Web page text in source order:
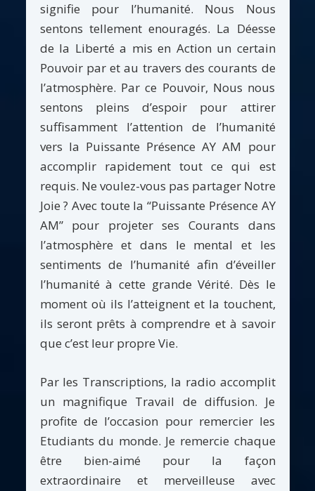
signifie pour l’humanité. Nous Nous
sentons tellement enouragés. La Déesse
de la Liberté a mis en Action un certain
Pouvoir par et au travers des courants de
l’atmosphère. Par ce Pouvoir, Nous nous
sentons pleins d’espoir pour attirer
suffisamment l’attention de l’humanité
vers la Puissante Présence AY AM pour
accomplir rapidement tout ce qui est
requis. Ne voulez-vous pas partager Notre
Joie ? Avec toute la “Puissante Présence AY
AM” pour projeter ses Courants dans
l’atmosphère et dans le mental et les
sentiments de l’humanité afin d’éveiller
l’humanité à cette grande Vérité. Dès le
moment où ils l’atteignent et la touchent,
ils seront prêts à comprendre et à savoir
que c’est leur propre Vie.
Par les Transcriptions, la radio accomplit
un magnifique Travail de diffusion. Je
profite de l’occasion pour remercier les
Etudiants du monde. Je remercie chaque
être bien-aimé pour la façon
extraordinaire et merveilleuse avec